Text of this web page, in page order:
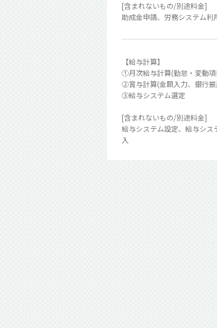
[含まれないもの/別途料金]
助成金申請、労務システム
【給与計算】
①月次給与計算(勤怠・変動項
②賞与計算(金額入力、銀行
③給与システム選定
[含まれないもの/別途料金]
給与システム設定、給与シ
入